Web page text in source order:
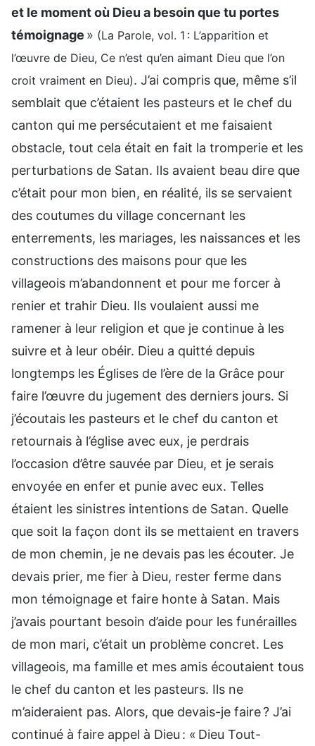
et le moment où Dieu a besoin que tu portes
témoignage » (La Parole, vol. 1 : L’apparition et
l’œuvre de Dieu, Ce n’est qu’en aimant Dieu que l’on
croit vraiment en Dieu). J’ai compris que, même s’il
semblait que c’étaient les pasteurs et le chef du
canton qui me persécutaient et me faisaient
obstacle, tout cela était en fait la tromperie et les
perturbations de Satan. Ils avaient beau dire que
c’était pour mon bien, en réalité, ils se servaient
des coutumes du village concernant les
enterrements, les mariages, les naissances et les
constructions des maisons pour que les
villageois m’abandonnent et pour me forcer à
renier et trahir Dieu. Ils voulaient aussi me
ramener à leur religion et que je continue à les
suivre et à leur obéir. Dieu a quitté depuis
longtemps les Églises de l’ère de la Grâce pour
faire l’œuvre du jugement des derniers jours. Si
j’écoutais les pasteurs et le chef du canton et
retournais à l’église avec eux, je perdrais
l’occasion d’être sauvée par Dieu, et je serais
envoyée en enfer et punie avec eux. Telles
étaient les sinistres intentions de Satan. Quelle
que soit la façon dont ils se mettaient en travers
de mon chemin, je ne devais pas les écouter. Je
devais prier, me fier à Dieu, rester ferme dans
mon témoignage et faire honte à Satan. Mais
j’avais pourtant besoin d’aide pour les funérailles
de mon mari, c’était un problème concret. Les
villageois, ma famille et mes amis écoutaient tous
le chef du canton et les pasteurs. Ils ne
m’aideraient pas. Alors, que devais-je faire ? J’ai
continué à faire appel à Dieu : « Dieu Tout-